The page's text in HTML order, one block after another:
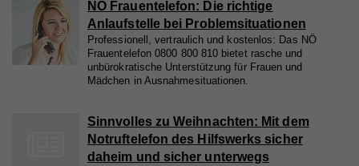
NÖ Frauentelefon: Die richtige
Anlaufstelle bei Problemsituationen
Professionell, vertraulich und kostenlos: Das NÖ
Frauentelefon 0800 800 810 bietet rasche und
unbürokratische Unterstützung für Frauen und
Mädchen in Ausnahmesituationen.
Sinnvolles zu Weihnachten: Mit dem
Notruftelefon des Hilfswerks sicher
daheim und sicher unterwegs